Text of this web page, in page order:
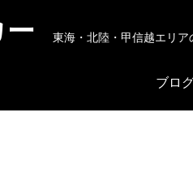
東海・北陸・甲信越エリア
ブロ